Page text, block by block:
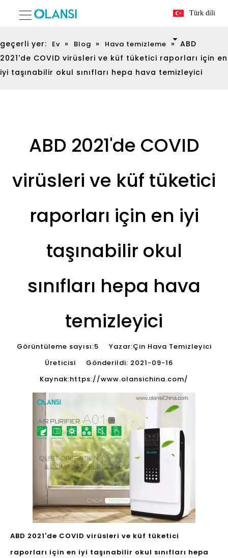
Türk dili
geçerli yer: Ev » Blog » Hava temizleme » ABD
2021'de COVID virüsleri ve küf tüketici raporları için en
iyi taşınabilir okul sınıfları hepa hava temizleyici
ABD 2021'de COVID
virüsleri ve küf tüketici
raporları için en iyi
taşınabilir okul
sınıfları hepa hava
temizleyici
Görüntüleme sayısı:5 Yazar:Çin Hava Temizleyici
Üreticisi Gönderildi: 2021-09-16
Kaynak:https://www.olansichina.com/
ABD 2021'de COVID virüsleri ve küf tüketici
raporları için en iyi taşınabilir okul sınıfları hepa